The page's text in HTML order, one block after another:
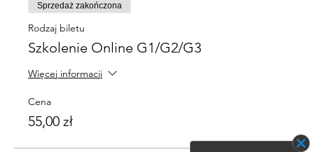
Sprzedaż zakończona
Rodzaj biletu
Szkolenie Online G1/G2/G3
Więcej informacji
Cena
55,00 zł